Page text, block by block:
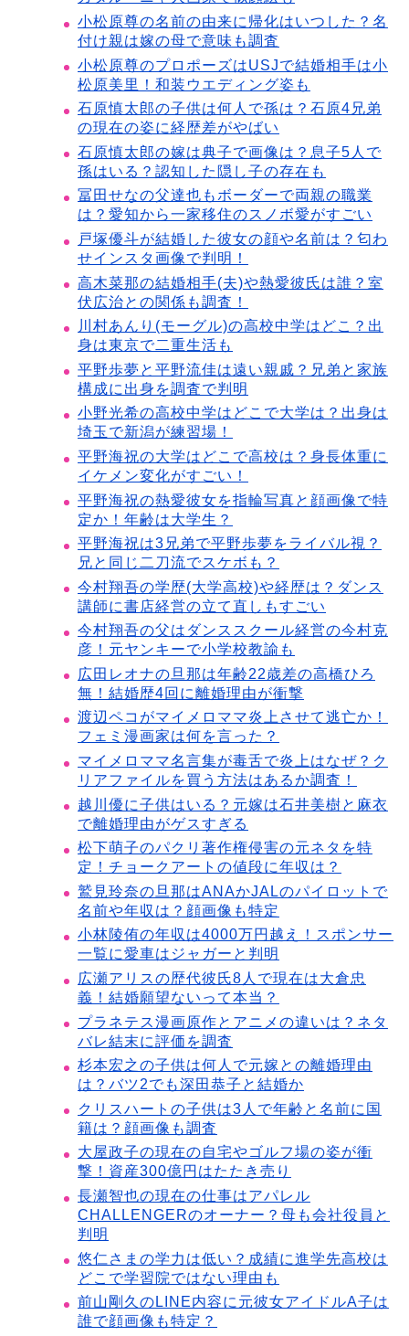
小松原尊の名前の由来に帰化はいつした？名
付け親は嫁の母で意味も調査
小松原尊のプロポーズはUSJで結婚相手は小
松原美里！和装ウエディング姿も
石原慎太郎の子供は何人で孫は？石原4兄弟
の現在の姿に経歴差がやばい
石原慎太郎の嫁は典子で画像は？息子5人で
孫はいる？認知した隠し子の存在も
冨田せなの父達也もボーダーで両親の職業
は？愛知から一家移住のスノボ愛がすごい
戸塚優斗が結婚した彼女の顔や名前は？匂わ
せインスタ画像で判明！
高木菜那の結婚相手(夫)や熱愛彼氏は誰？室
伏広治との関係も調査！
川村あんり(モーグル)の高校中学はどこ？出
身は東京で二重生活も
平野歩夢と平野流佳は遠い親戚？兄弟と家族
構成に出身を調査で判明
小野光希の高校中学はどこで大学は？出身は
埼玉で新潟が練習場！
平野海祝の大学はどこで高校は？身長体重に
イケメン変化がすごい！
平野海祝の熱愛彼女を指輪写真と顔画像で特
定か！年齢は大学生？
平野海祝は3兄弟で平野歩夢をライバル視？
兄と同じ二刀流でスケボも？
今村翔吾の学歴(大学高校)や経歴は？ダンス
講師に書店経営の立て直しもすごい
今村翔吾の父はダンススクール経営の今村克
彦！元ヤンキーで小学校教諭も
広田レオナの旦那は年齢22歳差の高橋ひろ
無！結婚歴4回に離婚理由が衝撃
渡辺ペコがマイメロママ炎上させて逃亡か！
フェミ漫画家は何を言った？
マイメロママ名言集が毒舌で炎上はなぜ？ク
リアファイルを買う方法はあるか調査！
越川優に子供はいる？元嫁は石井美樹と麻衣
で離婚理由がゲスすぎる
松下萌子のパクリ著作権侵害の元ネタを特
定！チョークアートの値段に年収は？
鷲見玲奈の旦那はANAかJALのパイロットで
名前や年収は？顔画像も特定
小林陵侑の年収は4000万円越え！スポンサー
一覧に愛車はジャガーと判明
広瀬アリスの歴代彼氏8人で現在は大倉忠
義！結婚願望ないって本当？
プラネテス漫画原作とアニメの違いは？ネタ
バレ結末に評価を調査
杉本宏之の子供は何人で元嫁との離婚理由
は？バツ2でも深田恭子と結婚か
クリスハートの子供は3人で年齢と名前に国
籍は？顔画像も調査
大屋政子の現在の自宅やゴルフ場の姿が衝
撃！資産300億円はたたき売り
長瀬智也の現在の仕事はアパレル
CHALLENGERのオーナー？母も会社役員と
判明
悠仁さまの学力は低い？成績に進学先高校は
どこで学習院ではない理由も
前山剛久のLINE内容に元彼女アイドルA子は
誰で顔画像も特定？